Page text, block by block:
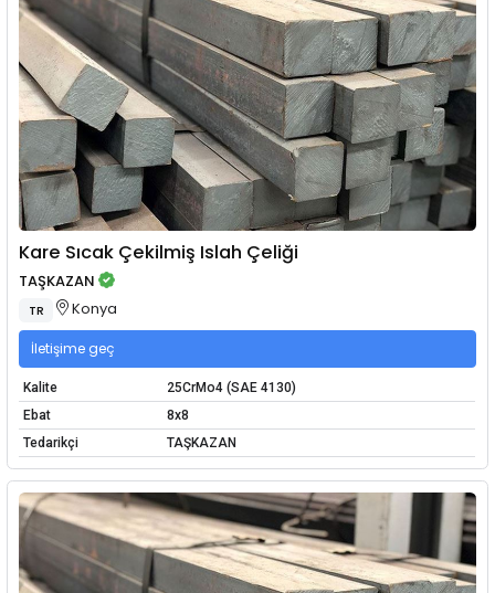
Kare Sıcak Çekilmiş Islah Çeliği
TAŞKAZAN
TR Konya
İletişime geç
Kalite
25CrMo4 (SAE 4130)
Ebat
8x8
Tedarikçi
TAŞKAZAN